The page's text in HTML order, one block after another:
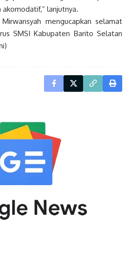
lanjutnya.
mengucapkan selamat
SMSI Kabupaten Barito Selatan